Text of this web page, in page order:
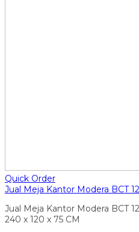
Quick Order
Jual Meja Kantor Modera BCT
Jual Meja Kantor Modera BCT
240 x 120 x 75 CM